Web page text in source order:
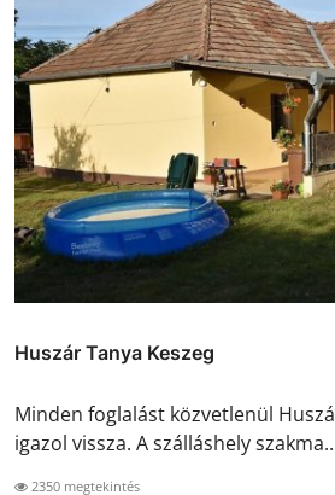
Huszár Tanya Keszeg
Minden foglalást közvetlenül
igazol vissza. A szálláshely
2350 megtekintés